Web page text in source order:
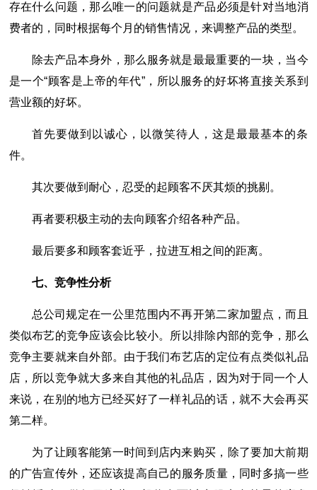
存在什么问题，那么唯一的问题就是产品必须是针对当地消
费者的，同时根据每个月的销售情况，来调整产品的类型。
除去产品本身外，那么服务就是最最重要的一块，当今
是一个“顾客是上帝的年代”，所以服务的好坏将直接关系到
营业额的好坏。
首先要做到以诚心，以微笑待人，这是最最基本的条
件。
其次要做到耐心，忍受的起顾客不厌其烦的挑剔。
再者要积极主动的去向顾客介绍各种产品。
最后要多和顾客套近乎，拉进互相之间的距离。
七、竞争性分析
总公司规定在一公里范围内不再开第二家加盟点，而且
类似布艺的竞争应该会比较小。所以排除内部的竞争，那么
竞争主要就来自外部。由于我们布艺店的定位有点类似礼品
店，所以竞争就大多来自其他的礼品店，因为对于同一个人
来说，在别的地方已经买好了一样礼品的话，就不大会再买
第二样。
为了让顾客能第一时间到店内来购买，除了要加大前期
的广告宣传外，还应该提高自己的服务质量，同时多搞一些